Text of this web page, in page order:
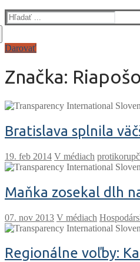
Hľadať:
Darovať
Značka:
Bratislava splnila
V médiach
Maňka zosekal dlh
V médiach
Regionálne voľby: